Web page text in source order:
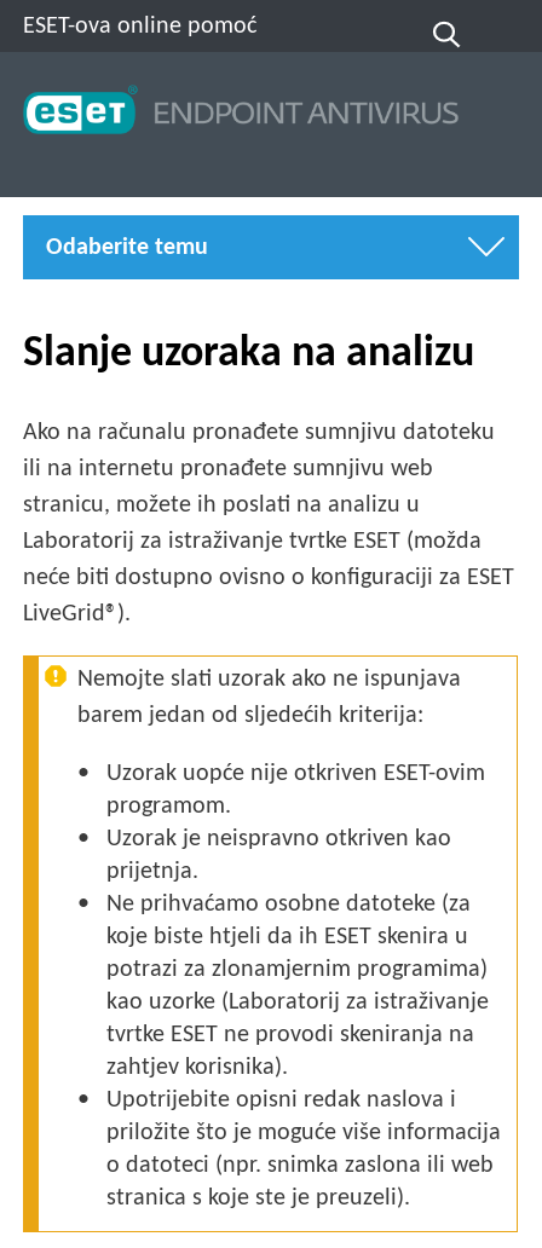
ESET-ova online pomoć
Odaberite temu
Slanje uzoraka na analizu
Ako na računalu pronađete sumnjivu datoteku
ili na internetu pronađete sumnjivu web
stranicu, možete ih poslati na analizu u
Laboratorij za istraživanje tvrtke ESET (možda
neće biti dostupno ovisno o konfiguraciji za ESET
LiveGrid®).
Nemojte slati uzorak ako ne ispunjava
barem jedan od sljedećih kriterija:
Uzorak uopće nije otkriven ESET-ovim
programom.
Uzorak je neispravno otkriven kao
prijetnja.
Ne prihvaćamo osobne datoteke (za
koje biste htjeli da ih ESET skenira u
potrazi za zlonamjernim programima)
kao uzorke (Laboratorij za istraživanje
tvrtke ESET ne provodi skeniranja na
zahtjev korisnika).
Upotrijebite opisni redak naslova i
priložite što je moguće više informacija
o datoteci (npr. snimka zaslona ili web
stranica s koje ste je preuzeli).